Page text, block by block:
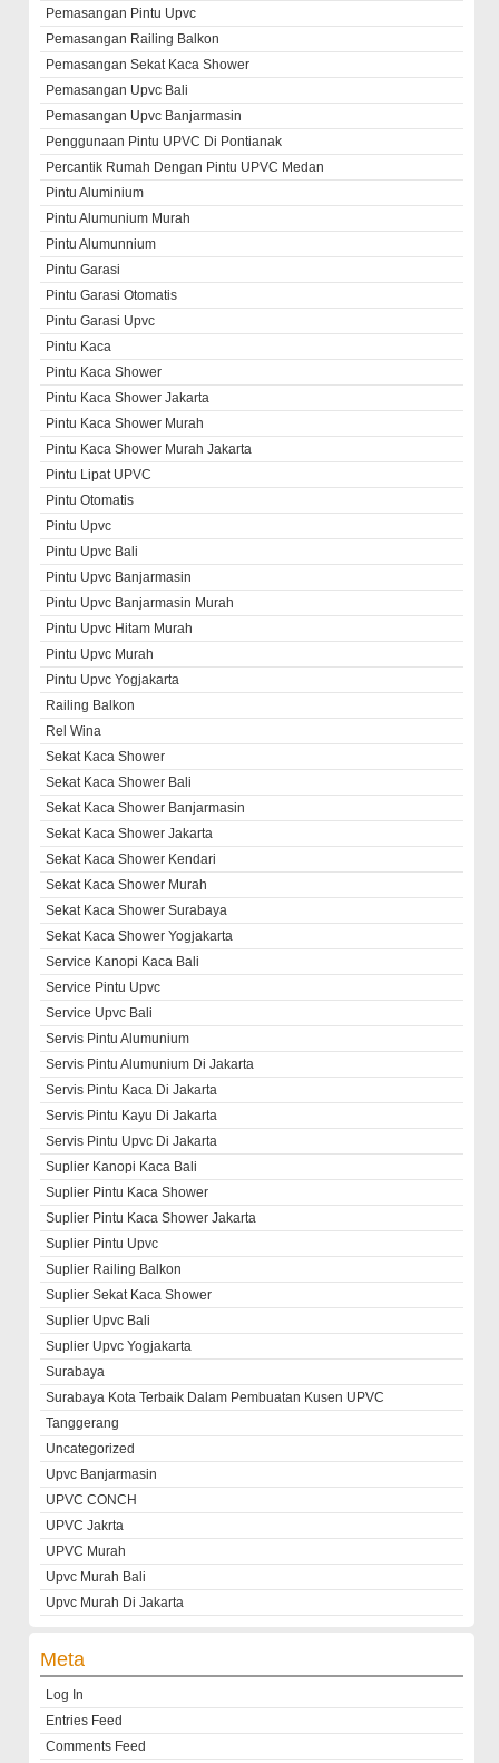
Pemasangan Pintu Upvc
Pemasangan Railing Balkon
Pemasangan Sekat Kaca Shower
Pemasangan Upvc Bali
Pemasangan Upvc Banjarmasin
Penggunaan Pintu UPVC Di Pontianak
Percantik Rumah Dengan Pintu UPVC Medan
Pintu Aluminium
Pintu Alumunium Murah
Pintu Alumunnium
Pintu Garasi
Pintu Garasi Otomatis
Pintu Garasi Upvc
Pintu Kaca
Pintu Kaca Shower
Pintu Kaca Shower Jakarta
Pintu Kaca Shower Murah
Pintu Kaca Shower Murah Jakarta
Pintu Lipat UPVC
Pintu Otomatis
Pintu Upvc
Pintu Upvc Bali
Pintu Upvc Banjarmasin
Pintu Upvc Banjarmasin Murah
Pintu Upvc Hitam Murah
Pintu Upvc Murah
Pintu Upvc Yogjakarta
Railing Balkon
Rel Wina
Sekat Kaca Shower
Sekat Kaca Shower Bali
Sekat Kaca Shower Banjarmasin
Sekat Kaca Shower Jakarta
Sekat Kaca Shower Kendari
Sekat Kaca Shower Murah
Sekat Kaca Shower Surabaya
Sekat Kaca Shower Yogjakarta
Service Kanopi Kaca Bali
Service Pintu Upvc
Service Upvc Bali
Servis Pintu Alumunium
Servis Pintu Alumunium Di Jakarta
Servis Pintu Kaca Di Jakarta
Servis Pintu Kayu Di Jakarta
Servis Pintu Upvc Di Jakarta
Suplier Kanopi Kaca Bali
Suplier Pintu Kaca Shower
Suplier Pintu Kaca Shower Jakarta
Suplier Pintu Upvc
Suplier Railing Balkon
Suplier Sekat Kaca Shower
Suplier Upvc Bali
Suplier Upvc Yogjakarta
Surabaya
Surabaya Kota Terbaik Dalam Pembuatan Kusen UPVC
Tanggerang
Uncategorized
Upvc Banjarmasin
UPVC CONCH
UPVC Jakrta
UPVC Murah
Upvc Murah Bali
Upvc Murah Di Jakarta
Meta
Log In
Entries Feed
Comments Feed